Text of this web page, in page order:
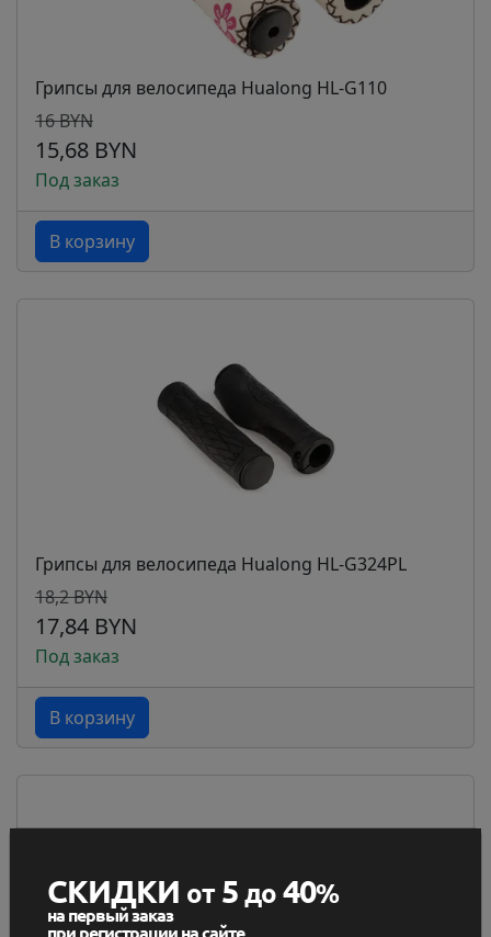
Грипсы для велосипеда Hualong HL-G110
16 BYN
15,68 BYN
Под заказ
В корзину
Грипсы для велосипеда Hualong HL-G324PL
18,2 BYN
17,84 BYN
Под заказ
В корзину
СКИДКИ от5до40%
на первый заказ
при регистрации на сайте